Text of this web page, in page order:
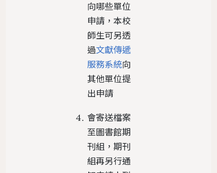
向哪些單位
申請，本校
師生可另透
過文獻傳遞
服務系統向
其他單位提
出申請
會寄送檔案
至圖書館期
刊組，期刊
組再另行通